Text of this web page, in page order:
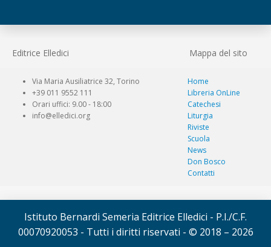
Editrice Elledici Mappa del sito
Via Maria Ausiliatrice 32, Torino
+39 011 9552 111
Orari uffici: 9.00 - 18:00
info@elledici.org
Home
Libreria OnLine
Catechesi
Liturgia
Riviste
Scuola
News
Don Bosco
Contatti
Istituto Bernardi Semeria Editrice Elledici - P.I./C.F.
00070920053 - Tutti i diritti riservati - © 2018 – 2026